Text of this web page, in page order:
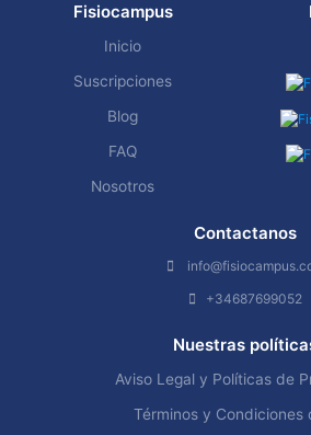
Fisiocampus
Inicio
Suscripciones
Blog
FAQ
Nosotros
Contactanos
+34687699052
Nuestras
Aviso Legal y Políticas de
Términos y Condiciones